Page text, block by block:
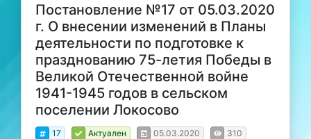
Постановление №17 от 05.03.2020
г. О внесении изменений в Планы
деятельности по подготовке к
празднованию 75-летия Победы в
Великой Отечественной войне
1941-1945 годов в сельском
поселении Локосово
17 Актуален 05.03.2020 310